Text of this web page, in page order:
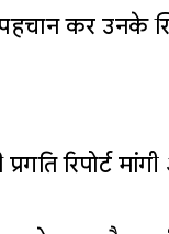
पहचान कर उनके
रिपोर्ट